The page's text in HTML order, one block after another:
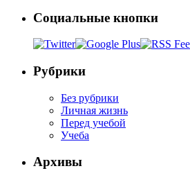
Социальные кнопки
Рубрики
Без рубрики
Личная жизнь
Перед учебой
Учеба
Архивы